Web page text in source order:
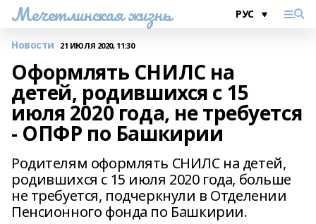
Мечетлинская жизнь
Новости 21 ИЮЛЯ 2020, 11:30
Оформлять СНИЛС на
детей, родившихся с 15
июля 2020 года, не требуется
- ОПФР по Башкирии
Родителям оформлять СНИЛС на детей,
родившихся с 15 июля 2020 года, больше
не требуется, подчеркнули в Отделении
Пенсионного фонда по Башкирии.